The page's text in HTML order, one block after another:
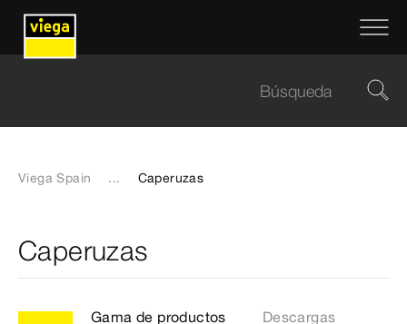
Viega Spain ... Caperuzas
Caperuzas
Gama de productos Descargas